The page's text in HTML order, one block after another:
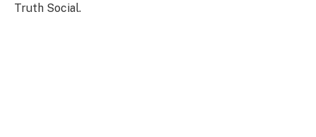
Truth Social.